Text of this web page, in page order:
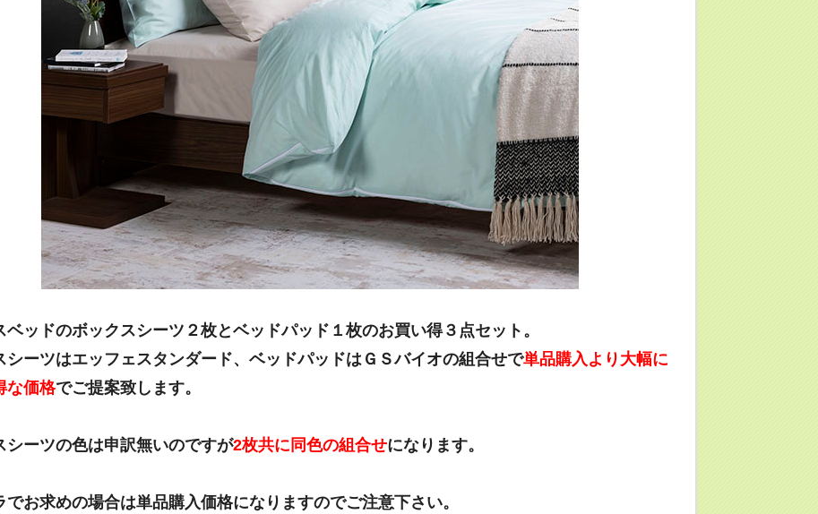
ベッドのボックスシーツ２枚とベッドパッド１枚のお買い得３点セット。
シーツはエッフェスタンダード、ベッドパッドはＧＳバイオの組合せで単品購入より大幅に
な価格でご提案致します。
シーツの色は申訳無いのですが2枚共に同色の組合せになります。
でお求めの場合は単品購入価格になりますのでご注意下さい。